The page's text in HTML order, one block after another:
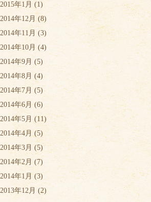
2015年1月 (1)
2014年12月(8)
2014年11月 (3)
2014年10月 (4)
2014年9月 (5)
2014年8月 (4)
2014年7月 (5)
2014年6月(6)
2014年5月 (11)
2014年4月 (5)
2014年3月 (5)
2014年2月 (7)
2014年1月(3)
2013年12月(2)